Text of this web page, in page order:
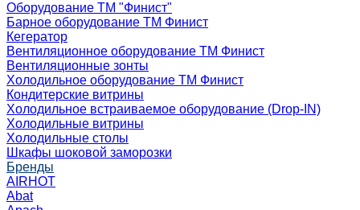
Оборудование ТМ "Финист"
Барное оборудование ТМ Финист
Кегератор
Вентиляционное оборудование ТМ Финист
Вентиляционные зонты
Холодильное оборудование ТМ Финист
Кондитерские витрины
Холодильное встраиваемое оборудование (Drop-IN)
Холодильные витрины
Холодильные столы
Шкафы шоковой заморозки
Бренды
AIRHOT
Abat